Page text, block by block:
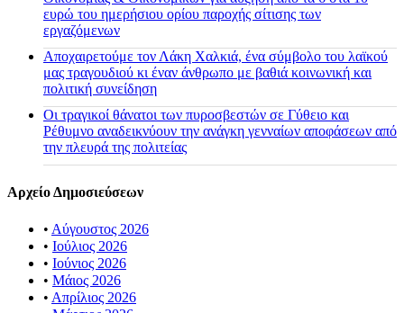
ευρώ του ημερήσιου ορίου παροχής σίτισης των
εργαζόμενων
Αποχαιρετούμε τον Λάκη Χαλκιά, ένα σύμβολο του λαϊκού
μας τραγουδιού κι έναν άνθρωπο με βαθιά κοινωνική και
πολιτική συνείδηση
Οι τραγικοί θάνατοι των πυροσβεστών σε Γύθειο και
Ρέθυμνο αναδεικνύουν την ανάγκη γενναίων αποφάσεων από
την πλευρά της πολιτείας
Αρχείο Δημοσιεύσεων
• Αύγουστος 2026
• Ιούλιος 2026
• Ιούνιος 2026
• Μάιος 2026
• Απρίλιος 2026